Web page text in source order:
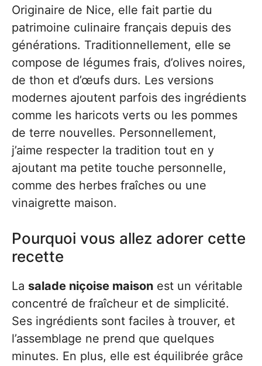
Originaire de Nice, elle fait partie du
patrimoine culinaire français depuis des
générations. Traditionnellement, elle se
compose de légumes frais, d’olives noires,
de thon et d’œufs durs. Les versions
modernes ajoutent parfois des ingrédients
comme les haricots verts ou les pommes
de terre nouvelles. Personnellement,
j’aime respecter la tradition tout en y
ajoutant ma petite touche personnelle,
comme des herbes fraîches ou une
vinaigrette maison.
Pourquoi vous allez adorer cette
recette
La salade niçoise maison est un véritable
concentré de fraîcheur et de simplicité.
Ses ingrédients sont faciles à trouver, et
l’assemblage ne prend que quelques
minutes. En plus, elle est équilibrée grâce